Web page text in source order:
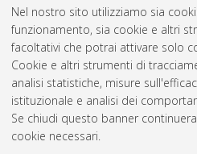
Nel nostro sito utilizziamo sia
funzionamento, sia cookie e altri
facoltativi che potrai attivare solo
Cookie e altri strumenti di
analisi statistiche, misure
istituzionale e analisi dei
Se chiudi questo banner
cookie necessari.
meridionale), [Dissertation
Università di Bologna. Dottorato
scienze sociali e studi storici
Questa lista e' stata generata il
Atom